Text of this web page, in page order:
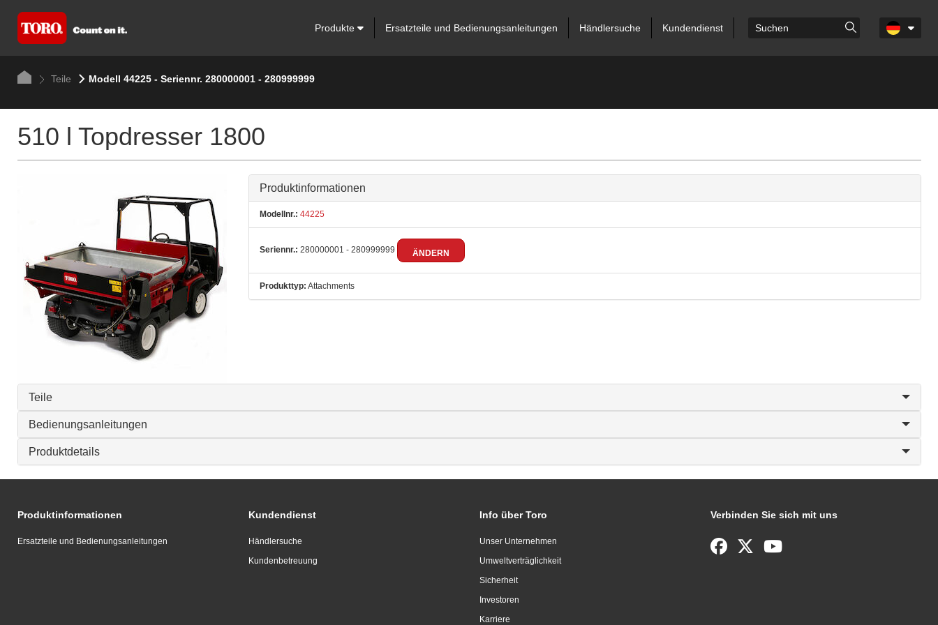
Produkte Ersatzteile und Bedienungsanleitungen Händlersuche Kundendienst
Teile Modell 44225 - Seriennr. 280000001 - 280999999
510 l Topdresser 1800
Produktinformationen
Modellnr.: 44225
Seriennr.: 280000001 - 280999999 ÄNDERN
Produkttyp: Attachments
Teile
Bedienungsanleitungen
Produktdetails
Produktinformationen
Ersatzteile und Bedienungsanleitungen
Kundendienst
Händlersuche
Kundenbetreuung
Info über Toro
Unser Unternehmen
Umweltverträglichkeit
Sicherheit
Investoren
Karriere
Verbinden Sie sich mit uns